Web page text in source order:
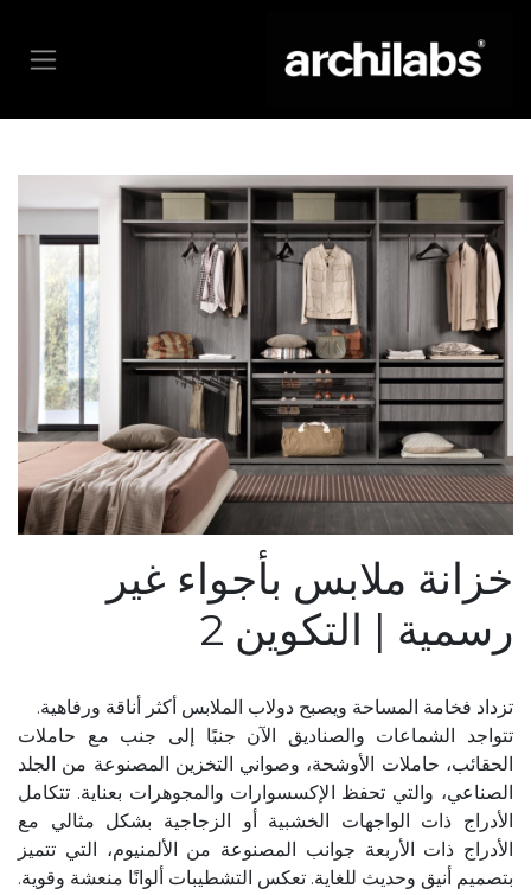
خزانة ملابس بأجواء غير
رسمية | التكوين 2
تزداد فخامة المساحة ويصبح دولاب الملابس أكثر أناقة ورفاهية.
تتواجد الشماعات والصناديق الآن جنبًا إلى جنب مع حاملات
الحقائب، حاملات الأوشحة، وصواني التخزين المصنوعة من الجلد
الصناعي، والتي تحفظ الإكسسوارات والمجوهرات بعناية. تتكامل
الأدراج ذات الواجهات الخشبية أو الزجاجية بشكل مثالي مع
الأدراج ذات الأربعة جوانب المصنوعة من الألمنيوم، التي تتميز
بتصميم أنيق وحديث للغاية. تعكس التشطيبات ألوانًا منعشة وقوية.